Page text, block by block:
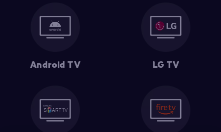
Android TV LG TV